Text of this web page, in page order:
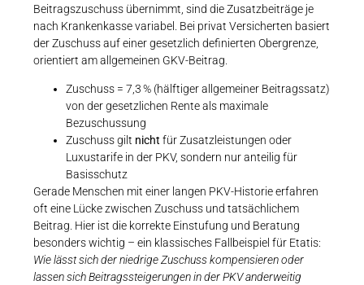
Beitragszuschuss übernimmt, sind die Zusatzbeiträge je
nach Krankenkasse variabel. Bei privat Versicherten basiert
der Zuschuss auf einer gesetzlich definierten Obergrenze,
orientiert am allgemeinen GKV-Beitrag.
Zuschuss = 7,3 % (hälftiger allgemeiner Beitragssatz)
von der gesetzlichen Rente als maximale
Bezuschussung
Zuschuss gilt nicht für Zusatzleistungen oder
Luxustarife in der PKV, sondern nur anteilig für
Basisschutz
Gerade Menschen mit einer langen PKV-Historie erfahren
oft eine Lücke zwischen Zuschuss und tatsächlichem
Beitrag. Hier ist die korrekte Einstufung und Beratung
besonders wichtig – ein klassisches Fallbeispiel für Etatis:
Wie lässt sich der niedrige Zuschuss kompensieren oder
lassen sich Beitragssteigerungen in der PKV anderweitig